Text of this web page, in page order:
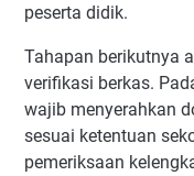
peserta didik.
Tahapan berikutnya
verifikasi berkas.
wajib menyerahkan
sesuai ketentuan
pemeriksaan